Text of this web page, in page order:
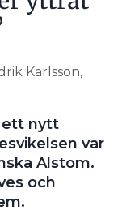
ett nytt
var
Alstom.
och